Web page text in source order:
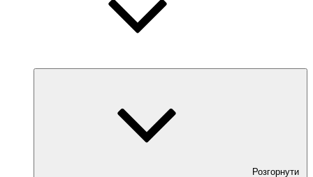
Розгорнути